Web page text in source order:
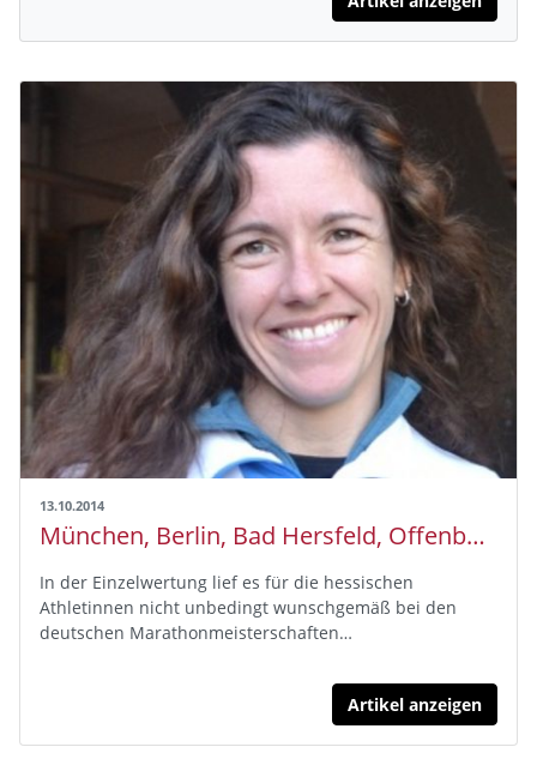
13.10.2014
München, Berlin, Bad Hersfeld, Offenbach: Herbstzeit ist Laufzeit
In der Einzelwertung lief es für die hessischen
Athletinnen nicht unbedingt wunschgemäß bei den
deutschen Marathonmeisterschaften…
Artikel anzeigen